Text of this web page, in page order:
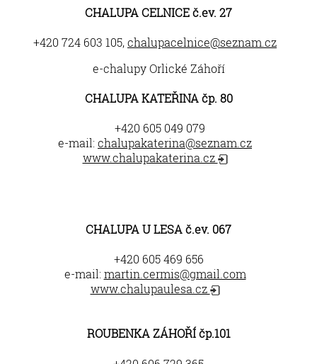
CHALUPA CELNICE č.ev. 27
+420 724 603 105,chalupacelnice@seznam.cz
e-chalupy Orlické Záhoří
CHALUPA KATEŘINA čp. 80
+420 605 049 079
e-mail: chalupakaterina@seznam.cz
www.chalupakaterina.cz
CHALUPA U LESA č.ev. 067
+420 605 469 656
e-mail: martin.cermis@gmail.com
www.chalupaulesa.cz
ROUBENKA ZÁHOŘÍ čp.101